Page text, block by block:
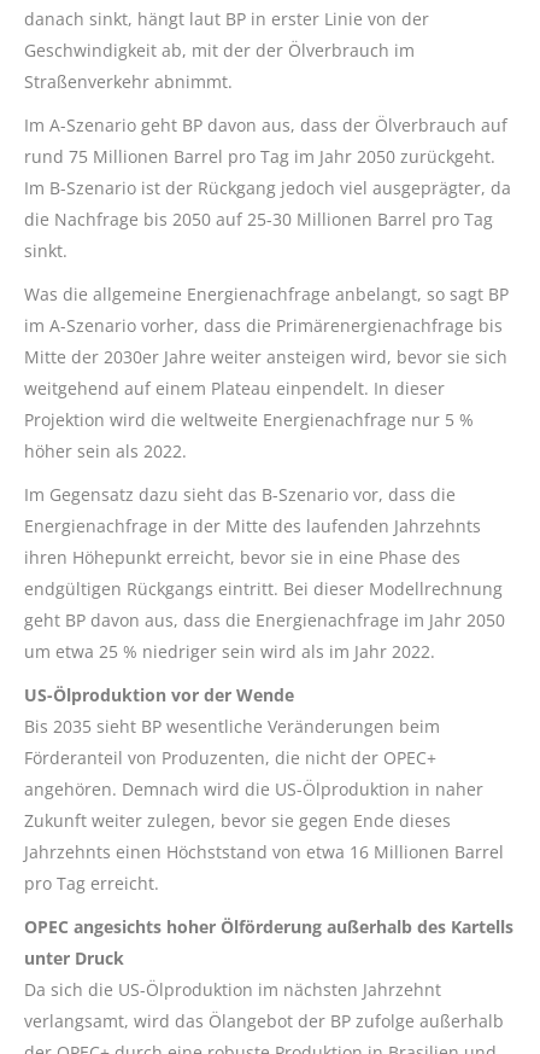
danach sinkt, hängt laut BP in erster Linie von der
Geschwindigkeit ab, mit der der Ölverbrauch im
Straßenverkehr abnimmt.
Im A-Szenario geht BP davon aus, dass der Ölverbrauch auf
rund 75 Millionen Barrel pro Tag im Jahr 2050 zurückgeht.
Im B-Szenario ist der Rückgang jedoch viel ausgeprägter, da
die Nachfrage bis 2050 auf 25-30 Millionen Barrel pro Tag
sinkt.
Was die allgemeine Energienachfrage anbelangt, so sagt BP
im A-Szenario vorher, dass die Primärenergienachfrage bis
Mitte der 2030er Jahre weiter ansteigen wird, bevor sie sich
weitgehend auf einem Plateau einpendelt. In dieser
Projektion wird die weltweite Energienachfrage nur 5 %
höher sein als 2022.
Im Gegensatz dazu sieht das B-Szenario vor, dass die
Energienachfrage in der Mitte des laufenden Jahrzehnts
ihren Höhepunkt erreicht, bevor sie in eine Phase des
endgültigen Rückgangs eintritt. Bei dieser Modellrechnung
geht BP davon aus, dass die Energienachfrage im Jahr 2050
um etwa 25 % niedriger sein wird als im Jahr 2022.
US-Ölproduktion vor der Wende
Bis 2035 sieht BP wesentliche Veränderungen beim
Förderanteil von Produzenten, die nicht der OPEC+
angehören. Demnach wird die US-Ölproduktion in naher
Zukunft weiter zulegen, bevor sie gegen Ende dieses
Jahrzehnts einen Höchststand von etwa 16 Millionen Barrel
pro Tag erreicht.
OPEC angesichts hoher Ölförderung außerhalb des Kartells
unter Druck
Da sich die US-Ölproduktion im nächsten Jahrzehnt
verlangsamt, wird das Ölangebot der BP zufolge außerhalb